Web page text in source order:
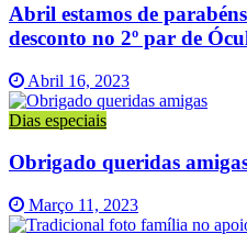
Abril estamos de
desconto no 2º par de
Abril 16, 2023
Dias especiais
Obrigado queridas
Março 11, 2023